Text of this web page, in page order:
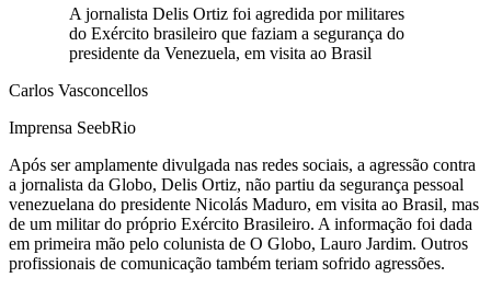
A jornalista Delis Ortiz foi agredida por militares
do Exército brasileiro que faziam a segurança do
presidente da Venezuela, em visita ao Brasil
Carlos Vasconcellos
Imprensa SeebRio
Após ser amplamente divulgada nas redes sociais, a agressão contra
a jornalista da Globo, Delis Ortiz, não partiu da segurança pessoal
venezuelana do presidente Nicolás Maduro, em visita ao Brasil, mas
de um militar do próprio Exército Brasileiro. A informação foi dada
em primeira mão pelo colunista de O Globo, Lauro Jardim. Outros
profissionais de comunicação também teriam sofrido agressões.